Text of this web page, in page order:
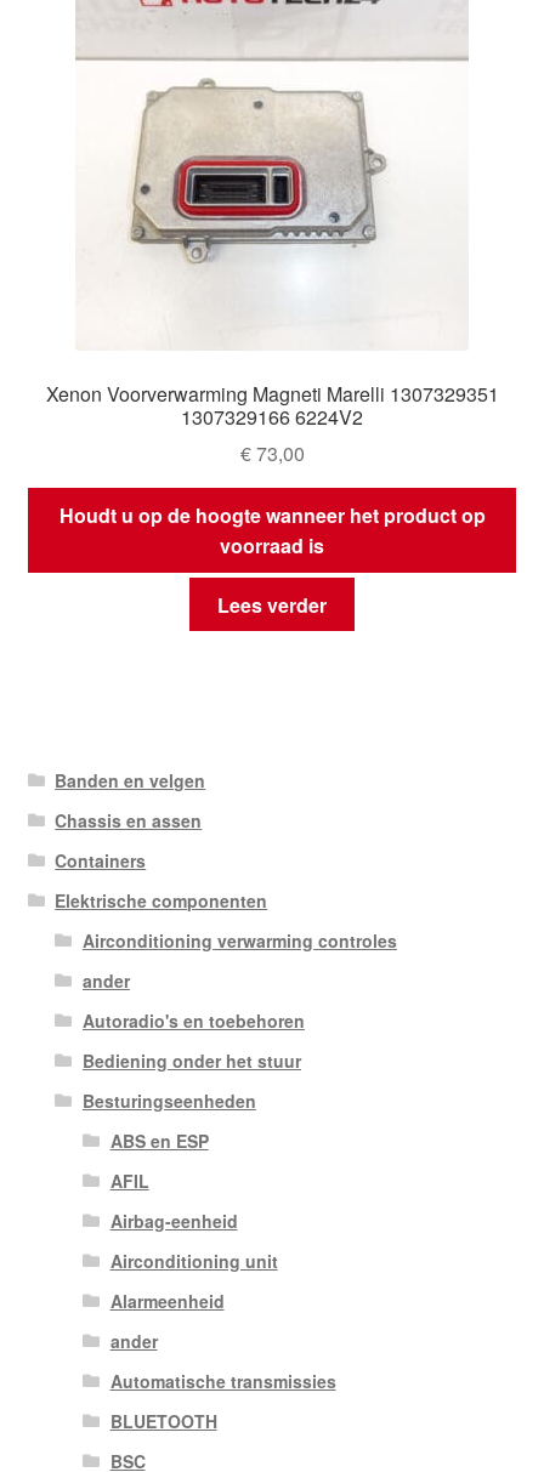
Xenon Voorverwarming Magneti Marelli 1307329351
1307329166 6224V2
€73,00
Houdt u op de hoogte wanneer het product op
voorraad is
Lees verder
Banden en velgen
Chassis en assen
Containers
Elektrische componenten
Airconditioning verwarming controles
ander
Autoradio's en toebehoren
Bediening onder het stuur
Besturingseenheden
ABS en ESP
AFIL
Airbag-eenheid
Airconditioning unit
Alarmeenheid
ander
Automatische transmissies
BLUETOOTH
BSC